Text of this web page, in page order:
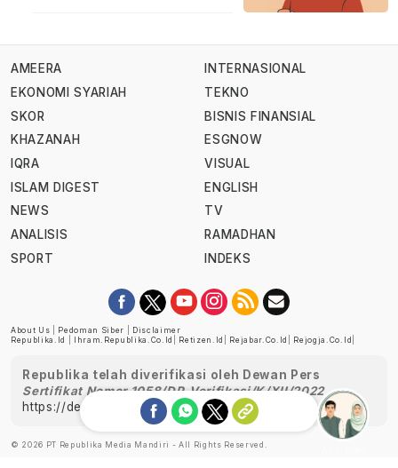
AMEERA
EKONOMI SYARIAH
SKOR
KHAZANAH
IQRA
ISLAM DIGEST
NEWS
ANALISIS
SPORT
INTERNASIONAL
TEKNO
BISNIS FINANSIAL
ESGNOW
VISUAL
ENGLISH
TV
RAMADHAN
INDEKS
About Us Pedoman Siber
Disclaimer
Republika.id
Ihram.republika.co.id Retizen.id Rejabar.co.id Rejogja.co.id
Republika telah diverifikasi oleh Dewan Pers
Sertifikat Nomor 1058/DP-Verifikasi/K/XII/2022
https://dewanpers.or.id/data/perusahaanpers
© 2026 PT Republika Media Mandiri - All Rights Reserved.